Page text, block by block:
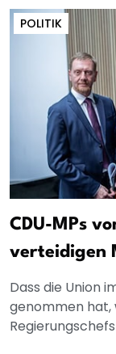
POLITIK
CDU-MPs
verteidigen
Dass die Union
genommen hat,